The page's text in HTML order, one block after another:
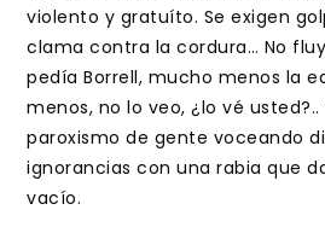
violento y gratuíto. Se exigen
clama contra la cordura… No
pedía Borrell, mucho menos la
menos, no lo veo, ¿lo vé
paroxismo de gente voceando
ignorancias con una rabia que
vacío.